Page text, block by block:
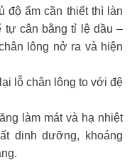
độ ẩm cần thiết thì làn
tự cân bằng tỉ lệ dầu –
lông nở ra và hiện
lỗ chân lông to với đệ
làm mát và hạ nhiệt
dinh dưỡng, khoáng